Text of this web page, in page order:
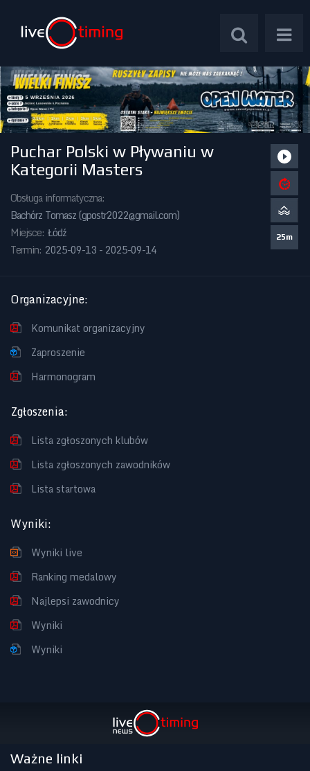
Zawody Międzynarodowe
Zawody Okręgowe
Kalendarz Imprez
Puchar Polski w Pływaniu w
Kategorii Masters
Obsługa informatyczna:
Bachórz Tomasz (gpostr2022@gmail.com)
Miejsce: Łódź
Termin: 2025-09-13 - 2025-09-14
25m
Organizacyjne:
Komunikat organizacyjny
Zaproszenie
Harmonogram
Zgłoszenia:
Lista zgłoszonych klubów
Lista zgłoszonych zawodników
Lista startowa
Wyniki:
Wyniki live
Ranking medalowy
Najlepsi zawodnicy
Wyniki
Wyniki
Ważne linki